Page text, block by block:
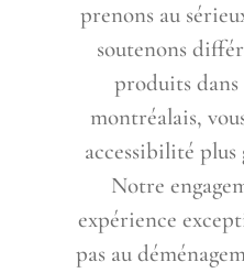
prenons au
soutenons
produits
montréalais,
accessibilité plus
Notre
expérience
pas au